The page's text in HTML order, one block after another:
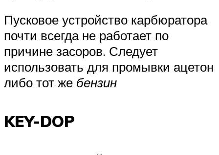
Пусковое устройство карбюратора
почти всегда не работает по
причине засоров. Следует
использовать для промывки ацетон
либо тот же бензин
KEY-DOP